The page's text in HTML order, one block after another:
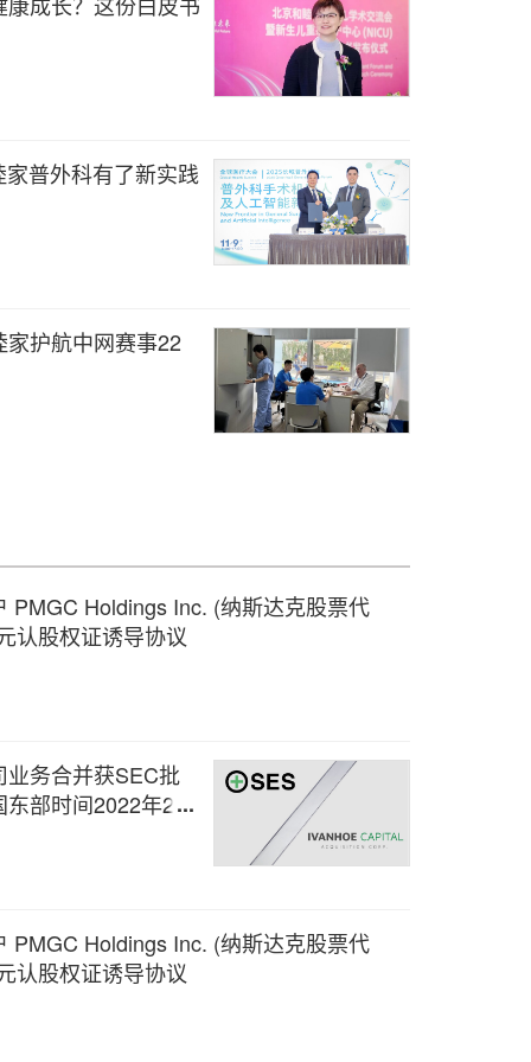
普外科有了新实践
护航中网赛事22
PMGC Holdings Inc. (纳斯达克股票代
认股权证诱导协议
务合并获SEC批
部时间2022年2月
PMGC Holdings Inc. (纳斯达克股票代
认股权证诱导协议